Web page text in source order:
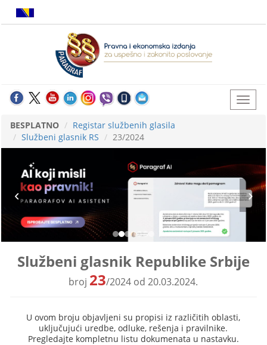
BESPLATNO
Registar službenih glasila
Službeni glasnik RS
23/2024
Službeni glasnik Republike Srbije
broj 23/2024 od 20.03.2024.
U ovom broju objavljeni su propisi iz različitih oblasti,
uključujući uredbe, odluke, rešenja i pravilnike.
Pregledajte kompletnu listu dokumenata u nastavku.